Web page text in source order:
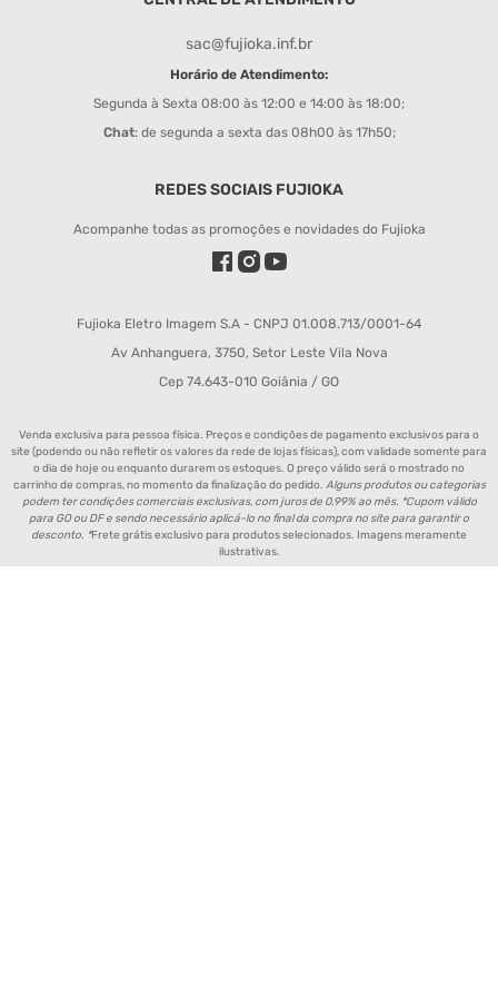
sac@fujioka.inf.br
Horário de Atendimento:
Segunda à Sexta 08:00 às 12:00 e 14:00 às 18:00;
Chat: de segunda a sexta das 08h00 às 17h50;
REDES SOCIAIS FUJIOKA
Acompanhe todas as promoções e novidades do Fujioka
Fujioka Eletro Imagem S.A - CNPJ 01.008.713/0001-64
Av Anhanguera, 3750, Setor Leste Vila Nova
Cep 74.643-010 Goiânia / GO
Venda exclusiva para pessoa física. Preços e condições de pagamento exclusivos para o
site (podendo ou não refletir os valores da rede de lojas físicas), com validade somente para
o dia de hoje ou enquanto durarem os estoques. O preço válido será o mostrado no
carrinho de compras, no momento da finalização do pedido. Alguns produtos ou categorias
podem ter condições comerciais exclusivas, com juros de 0,99% ao mês. *Cupom válido
para GO ou DF e sendo necessário aplicá-lo no final da compra no site para garantir o
desconto. *Frete grátis exclusivo para produtos selecionados. Imagens meramente
ilustrativas.